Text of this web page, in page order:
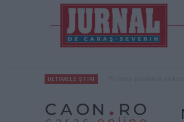
ULTIMELE ȘTIRI